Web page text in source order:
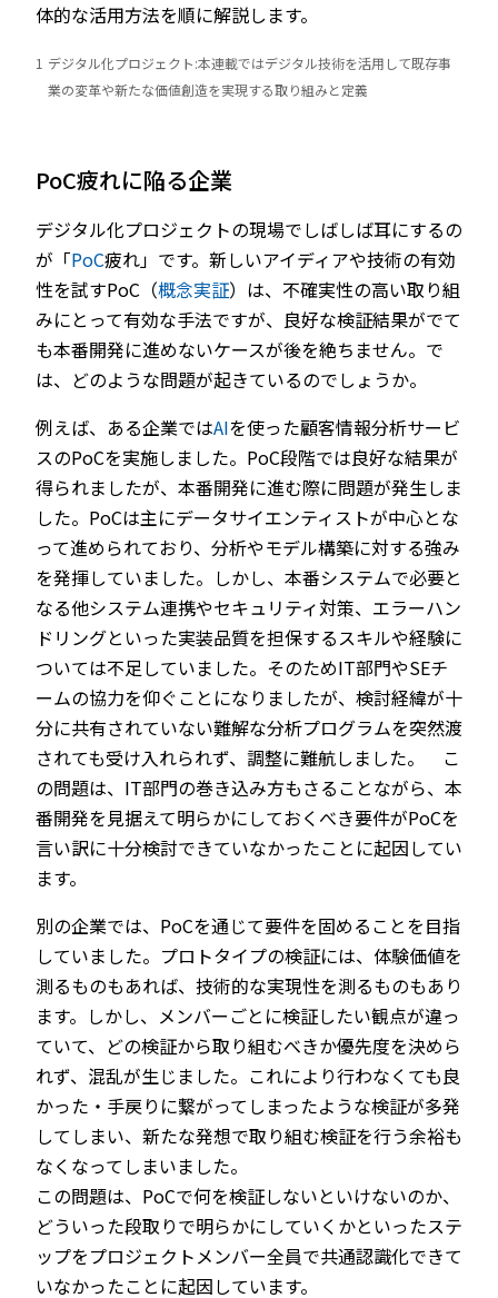
体的な活用方法を順に解説します。
1 デジタル化プロジェクト:本連載ではデジタル技術を活用して既存事
業の変革や新たな価値創造を実現する取り組みと定義
PoC疲れに陥る企業
デジタル化プロジェクトの現場でしばしば耳にするの
が「PoC疲れ」です。新しいアイディアや技術の有効
性を試すPoC（概念実証）は、不確実性の高い取り組
みにとって有効な手法ですが、良好な検証結果がでて
も本番開発に進めないケースが後を絶ちません。で
は、どのような問題が起きているのでしょうか。
例えば、ある企業ではAIを使った顧客情報分析サービ
スのPoCを実施しました。PoC段階では良好な結果が
得られましたが、本番開発に進む際に問題が発生しま
した。PoCは主にデータサイエンティストが中心とな
って進められており、分析やモデル構築に対する強み
を発揮していました。しかし、本番システムで必要と
なる他システム連携やセキュリティ対策、エラーハン
ドリングといった実装品質を担保するスキルや経験に
ついては不足していました。そのためIT部門やSEチ
ームの協力を仰ぐことになりましたが、検討経緯が十
分に共有されていない難解な分析プログラムを突然渡
されても受け入れられず、調整に難航しました。 こ
の問題は、IT部門の巻き込み方もさることながら、本
番開発を見据えて明らかにしておくべき要件がPoCを
言い訳に十分検討できていなかったことに起因してい
ます。
別の企業では、PoCを通じて要件を固めることを目指
していました。プロトタイプの検証には、体験価値を
測るものもあれば、技術的な実現性を測るものもあり
ます。しかし、メンバーごとに検証したい観点が違っ
ていて、どの検証から取り組むべきか優先度を決めら
れず、混乱が生じました。これにより行わなくても良
かった・手戻りに繋がってしまったような検証が多発
してしまい、新たな発想で取り組む検証を行う余裕も
なくなってしまいました。
この問題は、PoCで何を検証しないといけないのか、
どういった段取りで明らかにしていくかといったステ
ップをプロジェクトメンバー全員で共通認識化できて
いなかったことに起因しています。